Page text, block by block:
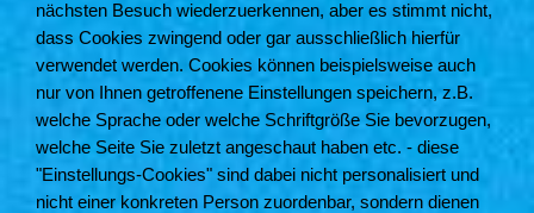
nächsten Besuch wiederzuerkennen, aber es stimmt nicht,
dass Cookies zwingend oder gar ausschließlich hierfür
verwendet werden. Cookies können beispielsweise auch
nur von Ihnen getroffenene Einstellungen speichern, z.B.
welche Sprache oder welche Schriftgröße Sie bevorzugen,
welche Seite Sie zuletzt angeschaut haben etc. - diese
"Einstellungs-Cookies" sind dabei nicht personalisiert und
nicht einer konkreten Person zuordenbar, sondern dienen